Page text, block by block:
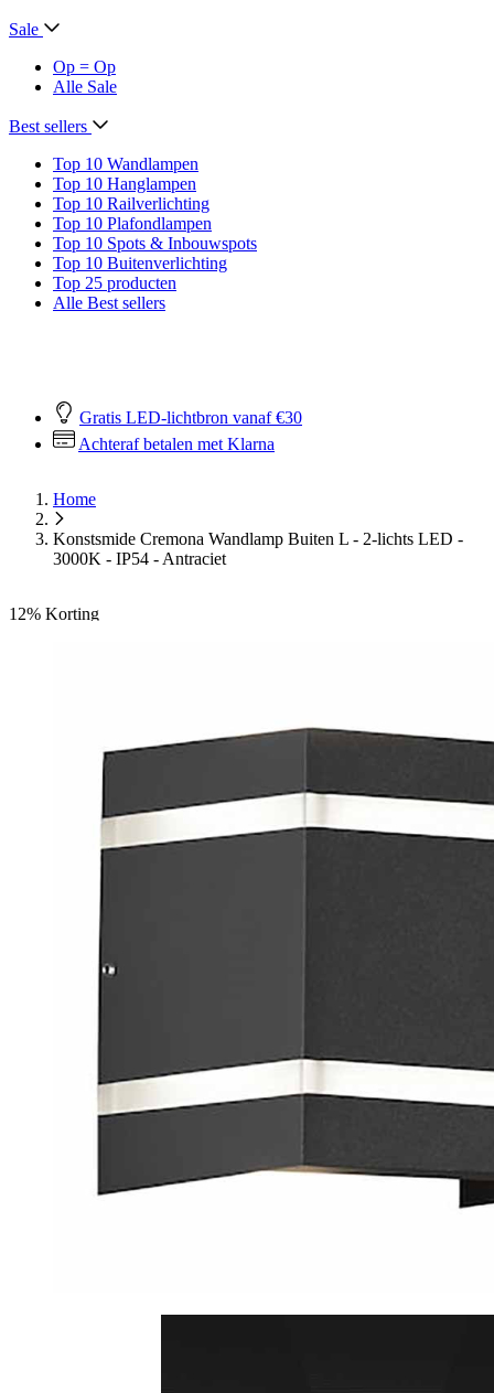
Sale
Op = Op
Alle Sale
Best sellers
Top 10 Wandlampen
Top 10 Hanglampen
Top 10 Railverlichting
Top 10 Plafondlampen
Top 10 Spots & Inbouwspots
Top 10 Buitenverlichting
Top 25 producten
Alle Best sellers
Gratis LED-lichtbron vanaf €30
Achteraf betalen met Klarna
Home
Konstsmide Cremona Wandlamp Buiten L - 2-lichts LED -
3000K - IP54 - Antraciet
12% Korting